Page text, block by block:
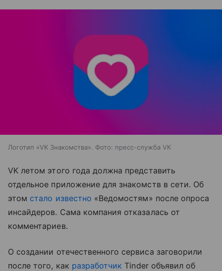
Логотип «VK Знакомства». Фото: пресс-служба VK
VK летом этого года должна представить
отдельное приложение для знакомств в сети. Об
этом стало известно «Ведомостям» после опроса
инсайдеров. Сама компания отказалась от
комментариев.
О создании отечественного сервиса заговорили
после того, как разработчик Tinder объявил об